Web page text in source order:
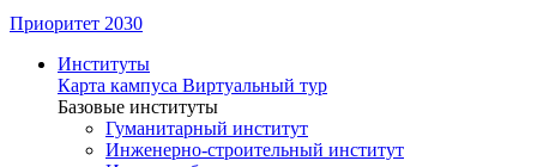
Приоритет 2030
Институты
Карта кампуса Виртуальный тур
Базовые институты
Гуманитарный институт
Инженерно-строительный институт